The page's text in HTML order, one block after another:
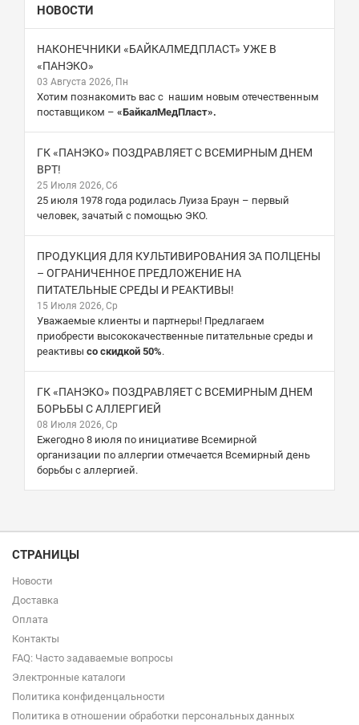
НОВОСТИ
НАКОНЕЧНИКИ «БАЙКАЛМЕДПЛАСТ» УЖЕ В
«ПАНЭКО»
03 Августа 2026, Пн
Хотим познакомить вас с нашим новым отечественным
поставщиком – «БайкалМедПласт».
ГК «ПАНЭКО» ПОЗДРАВЛЯЕТ С ВСЕМИРНЫМ ДНЕМ
ВРТ!
25 Июля 2026, Сб
25 июля 1978 года родилась Луиза Браун – первый
человек, зачатый с помощью ЭКО.
ПРОДУКЦИЯ ДЛЯ КУЛЬТИВИРОВАНИЯ ЗА ПОЛЦЕНЫ
– ОГРАНИЧЕННОЕ ПРЕДЛОЖЕНИЕ НА
ПИТАТЕЛЬНЫЕ СРЕДЫ И РЕАКТИВЫ!
15 Июля 2026, Ср
Уважаемые клиенты и партнеры! Предлагаем
приобрести высококачественные питательные среды и
реактивы со скидкой 50%.
ГК «ПАНЭКО» ПОЗДРАВЛЯЕТ С ВСЕМИРНЫМ ДНЕМ
БОРЬБЫ С АЛЛЕРГИЕЙ
08 Июля 2026, Ср
Ежегодно 8 июля по инициативе Всемирной
организации по аллергии отмечается Всемирный день
борьбы с аллергией.
СТРАНИЦЫ
Новости
Доставка
Оплата
Контакты
FAQ: Часто задаваемые вопросы
Электронные каталоги
Политика конфиденцальности
Политика в отношении обработки персональных данных